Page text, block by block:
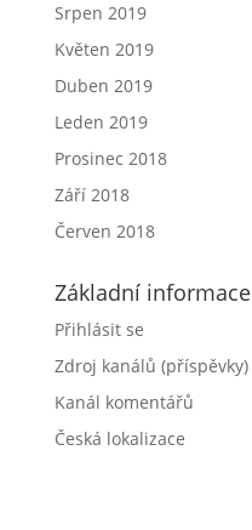
Srpen 2019
Květen 2019
Duben 2019
Leden 2019
Prosinec 2018
Září 2018
Červen 2018
Základní informace
Přihlásit se
Zdroj kanálů (příspěvky)
Kanál komentářů
Česká lokalizace